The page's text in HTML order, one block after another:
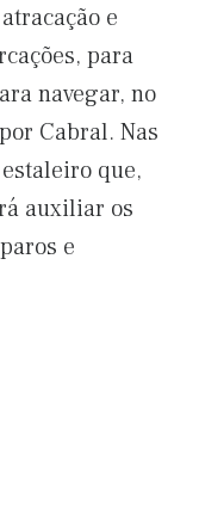
e
para
navegar, no
Cabral. Nas
que,
auxiliar os
e